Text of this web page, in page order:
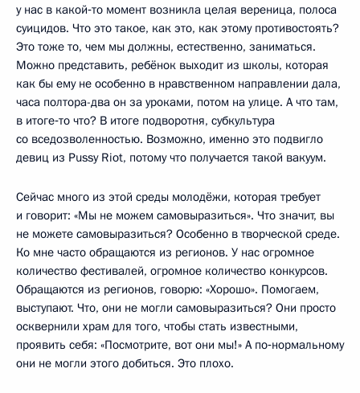
у нас в какой‑то момент возникла целая вереница, полоса
суицидов. Что это такое, как это, как этому противостоять?
Это тоже то, чем мы должны, естественно, заниматься.
Можно представить, ребёнок выходит из школы, которая
как бы ему не особенно в нравственном направлении дала,
часа полтора-два он за уроками, потом на улице. А что там,
в итоге‑то что? В итоге подворотня, субкультура
со вседозволенностью. Возможно, именно это подвигло
девиц из Pussy Riot, потому что получается такой вакуум.
Сейчас много из этой среды молодёжи, которая требует
и говорит: «Мы не можем самовыразиться». Что значит, вы
не можете самовыразиться? Особенно в творческой среде.
Ко мне часто обращаются из регионов. У нас огромное
количество фестивалей, огромное количество конкурсов.
Обращаются из регионов, говорю: «Хорошо». Помогаем,
выступают. Что, они не могли самовыразиться? Они просто
осквернили храм для того, чтобы стать известными,
проявить себя: «Посмотрите, вот они мы!» А по‑нормальному
они не могли этого добиться. Это плохо.